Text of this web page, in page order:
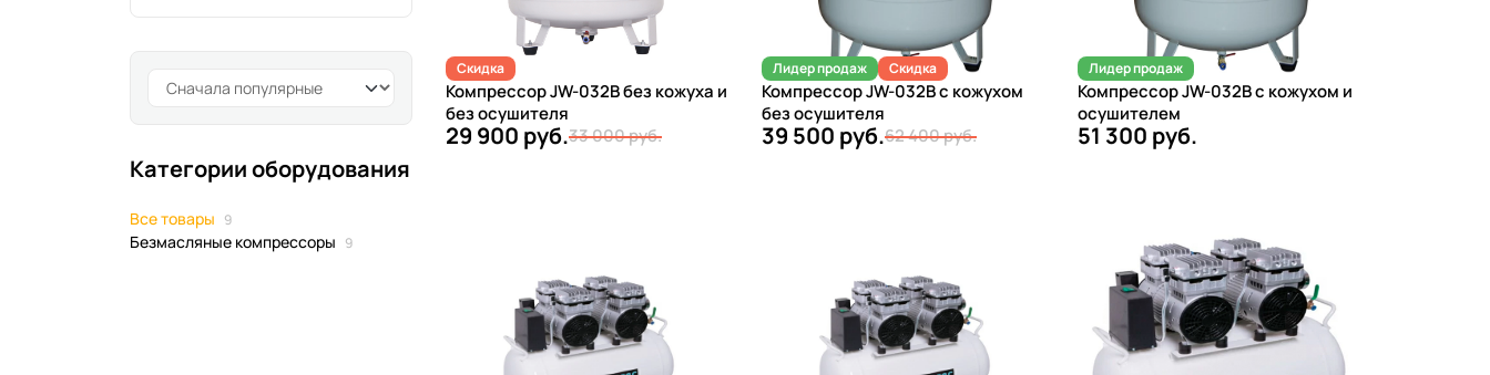
Категории оборудования
Все товары 9
Безмасляные компрессоры 9
Скидка
Компрессор JW-032B без кожуха и
без осушителя
29 900 руб.33 000 руб.
Лидер продаж Скидка
Компрессор JW-032B с кожухом
без осушителя
39 500 руб.62 400 руб.
Лидер продаж
Компрессор JW-032B с кожухом и
осушителем
51 300 руб.